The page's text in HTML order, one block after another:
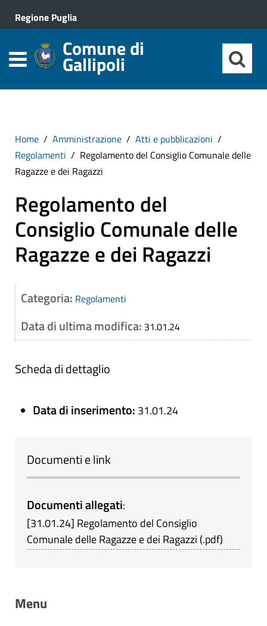
Regione Puglia
Comune di
Gallipoli
Home Amministrazione
Atti e pubblicazioni
Regolamenti
Regolamento del Consiglio Comunale delle
Ragazze e dei Ragazzi
Regolamento del
Consiglio Comunale delle
Ragazze e dei Ragazzi
Categoria: Regolamenti
Data di ultima modifica: 31.01.24
Scheda di dettaglio
Data di inserimento: 31.01.24
Documenti e link
Documenti allegati:
[31.01.24] Regolamento del Consiglio
Comunale delle Ragazze e dei Ragazzi (.pdf)
Menu